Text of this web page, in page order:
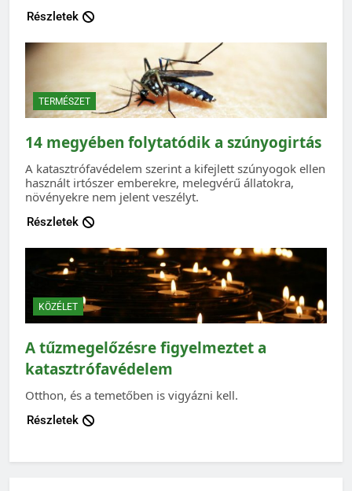
Részletek
TERMÉSZET
14 megyében folytatódik a szúnyogirtás
A katasztrófavédelem szerint a kifejlett szúnyogok ellen
használt irtószer emberekre, melegvérű állatokra,
növényekre nem jelent veszélyt.
Részletek
KÖZÉLET
A tűzmegelőzésre figyelmeztet a
katasztrófavédelem
Otthon, és a temetőben is vigyázni kell.
Részletek